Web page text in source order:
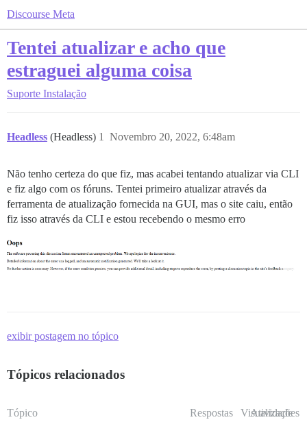
Discourse Meta
Tentei atualizar e acho que
estraguei alguma coisa
Suporte Instalação
Headless (Headless) Novembro 20, 2022, 6:48am
1
Não tenho certeza do que fiz, mas acabei tentando atualizar via CLI
e fiz algo com os fóruns. Tentei primeiro atualizar através da
ferramenta de atualização fornecida na GUI, mas o site caiu, então
fiz isso através da CLI e estou recebendo o mesmo erro
exibir postagem no tópico
Tópicos relacionados
Tópico Respostas Visualizações
Atividade